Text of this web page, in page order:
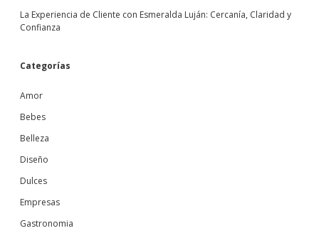
La Experiencia de Cliente con Esmeralda Luján: Cercanía, Claridad y
Confianza
Categorías
Amor
Bebes
Belleza
Diseño
Dulces
Empresas
Gastronomia